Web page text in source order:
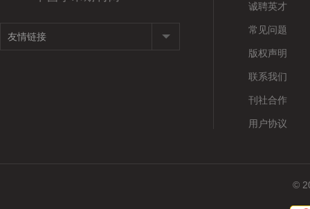
诚聘英才
常见问题
版权声明
联系我们
刊社合作
用户协议
©